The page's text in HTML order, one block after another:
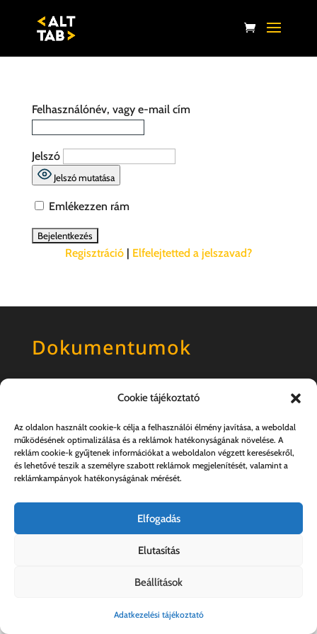
Cookie tájékoztató
Az oldalon használt cookie-k célja a felhasználói élmény javítása, a weboldal
működésének optimalizálása és a reklámok hatékonyságának növelése. A
reklám cookie-k gyűjtenek információkat a weboldalon végzett keresésekről,
és lehetővé teszik a személyre szabott reklámok megjelenítését, valamint a
reklámkampányok hatékonyságának mérését.
Elfogadás
Elutasítás
Beállítások
Adatkezelési tájékoztató
Felhasználónév, vagy e-mail cím
Jelszó
Jelszó mutatása
Emlékezzen rám
Regisztráció| Elfelejtetted a jelszavad?
Dokumentumok
Általános szerződési feltételek
Kovács András e.v. | 57357889-1-33